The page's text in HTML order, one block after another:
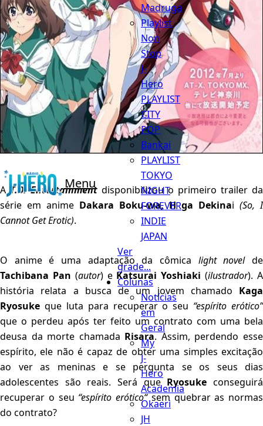
Menu
Madruga
Playlist
Non
Stop
J-
Hero
PLAYLIST
CITY
POP
Bankai
PLAYLIST
TOKYO
NIGHT
FOREVER
INDIE
JAPAN
Ver
grade...
Colunas
Notícias
em
Geral
My
J-
Hero
Academia
Okaeri
JH
AT.O. Entertainment disponibilizou o primeiro trailer da
série em anime Dakara Boku-wa, H ga Dekinai (So, I
Cannot Get Erotic).
O anime é uma adaptação da cômica light novelde
Tachibana Pan (autor) eKatsurai Yoshiaki (ilustrador). A
história relata a busca de um jovem chamado Kaga
Ryosuke que luta para recuperar o seu “espírito erótico”
que o perdeu após ter feito um contrato com uma bela
deusa da morte chamada Risara. Assim, perdendo esse
espírito, ele não é capaz de obter uma simples excitação
ao ver as meninas e se pergunta se os seus dias
adolescentes são reais. Será que Ryosuke conseguirá
recuperar o seu “espírito erótico“sem quebrar as normas
do contrato?